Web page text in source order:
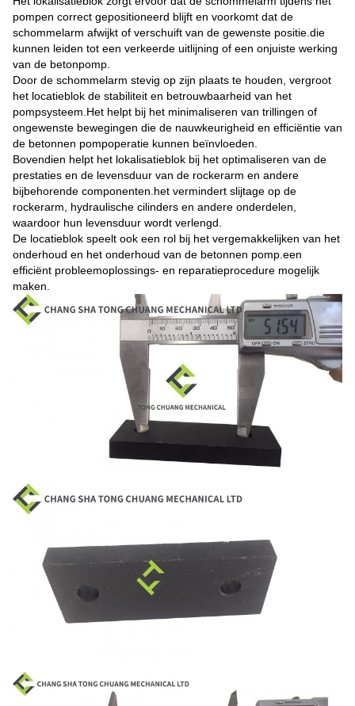
pompen correct gepositioneerd blijft en voorkomt dat de
schommelarm afwijkt of verschuift van de gewenste positie.die
kunnen leiden tot een verkeerde uitlijning of een onjuiste werking
van de betonpomp.
Door de schommelarm stevig op zijn plaats te houden, vergroot
het locatieblok de stabiliteit en betrouwbaarheid van het
pompsysteem.Het helpt bij het minimaliseren van trillingen of
ongewenste bewegingen die de nauwkeurigheid en efficiëntie van
de betonnen pompoperatie kunnen beïnvloeden.
Bovendien helpt het lokalisatieblok bij het optimaliseren van de
prestaties en de levensduur van de rockerarm en andere
bijbehorende componenten.het vermindert slijtage op de
rockerarm, hydraulische cilinders en andere onderdelen,
waardoor hun levensduur wordt verlengd.
De locatieblok speelt ook een rol bij het vergemakkelijken van het
onderhoud en het onderhoud van de betonnen pomp.een
efficiënt probleemoplossings- en reparatieprocedure mogelijk
maken.